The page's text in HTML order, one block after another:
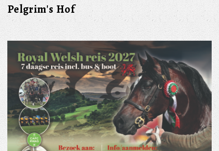
Pelgrim's Hof